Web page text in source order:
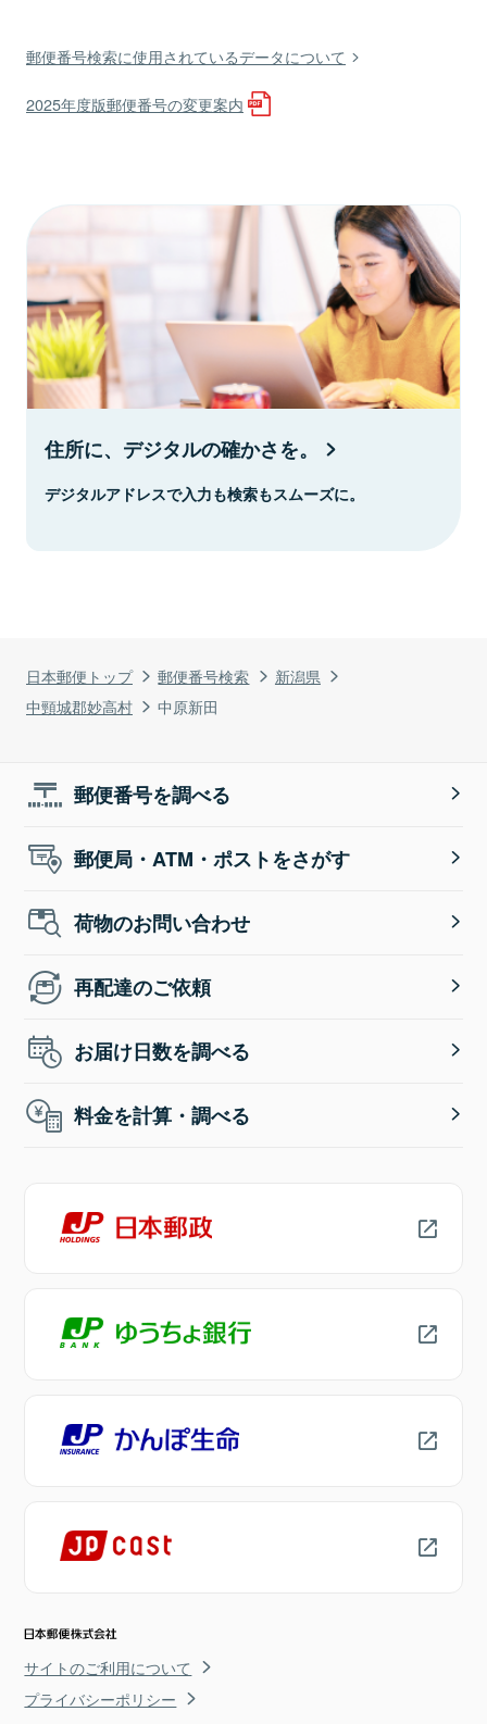
日本郵便トップ 郵便番号検索
新潟県
中頸城郡妙高村
中原新田
郵便番号検索に使用されているデータについて
2025年度版郵便番号の変更案内
住所に、デジタルの確かさを。
デジタルアドレスで入力も検索もスムーズに。
郵便番号を調べる
郵便局・ATM・ポストをさがす
荷物のお問い合わせ
再配達のご依頼
お届け日数を調べる
料金を計算・調べる
サイトのご利用について
プライバシーポリシー